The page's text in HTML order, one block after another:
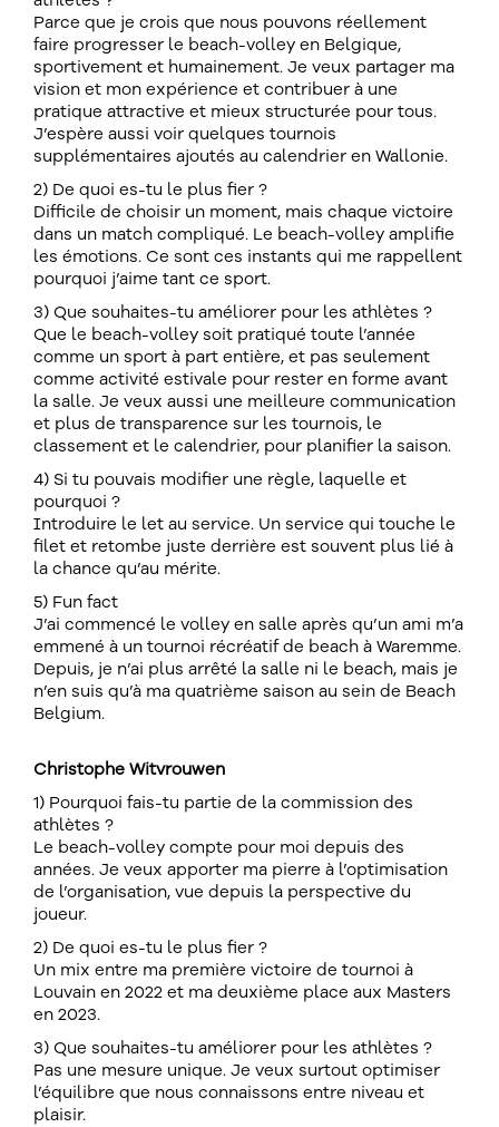
Parce que je crois que nous pouvons réellement
faire progresser le beach-volley en Belgique,
sportivement et humainement. Je veux partager ma
vision et mon expérience et contribuer à une
pratique attractive et mieux structurée pour tous.
J’espère aussi voir quelques tournois
supplémentaires ajoutés au calendrier en Wallonie.
2) De quoi es-tu le plus fier ?
Difficile de choisir un moment, mais chaque victoire
dans un match compliqué. Le beach-volley amplifie
les émotions. Ce sont ces instants qui me rappellent
pourquoi j’aime tant ce sport.
3) Que souhaites-tu améliorer pour les athlètes ?
Que le beach-volley soit pratiqué toute l’année
comme un sport à part entière, et pas seulement
comme activité estivale pour rester en forme avant
la salle. Je veux aussi une meilleure communication
et plus de transparence sur les tournois, le
classement et le calendrier, pour planifier la saison.
4) Si tu pouvais modifier une règle, laquelle et
pourquoi ?
Introduire le let au service. Un service qui touche le
filet et retombe juste derrière est souvent plus lié à
la chance qu’au mérite.
5) Fun fact
J’ai commencé le volley en salle après qu’un ami m’a
emmené à un tournoi récréatif de beach à Waremme.
Depuis, je n’ai plus arrêté la salle ni le beach, mais je
n’en suis qu’à ma quatrième saison au sein de Beach
Belgium.
Christophe Witvrouwen
1) Pourquoi fais-tu partie de la commission des
athlètes ?
Le beach-volley compte pour moi depuis des
années. Je veux apporter ma pierre à l’optimisation
de l’organisation, vue depuis la perspective du
joueur.
2) De quoi es-tu le plus fier ?
Un mix entre ma première victoire de tournoi à
Louvain en 2022 et ma deuxième place aux Masters
en 2023.
3) Que souhaites-tu améliorer pour les athlètes ?
Pas une mesure unique. Je veux surtout optimiser
l’équilibre que nous connaissons entre niveau et
plaisir.